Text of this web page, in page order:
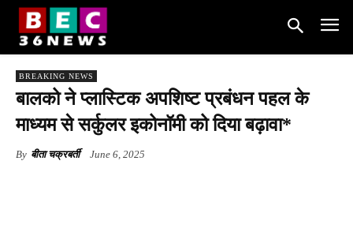
BREAKING NEWS
बालको ने प्लास्टिक अपशिष्ट प्रबंधन पहल के
माध्यम से सर्कुलर इकोनॉमी को दिया बढ़ावा*
By बीता चक्रबर्ती June 6, 2025